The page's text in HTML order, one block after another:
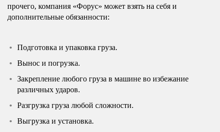
прочего, компания «Форус» может взять на себя и
дополнительные обязанности:
Подготовка и упаковка груза.
Вынос и погрузка.
Закрепление любого груза в машине во избежание
различных ударов.
Разгрузка груза любой сложности.
Выгрузка и установка.